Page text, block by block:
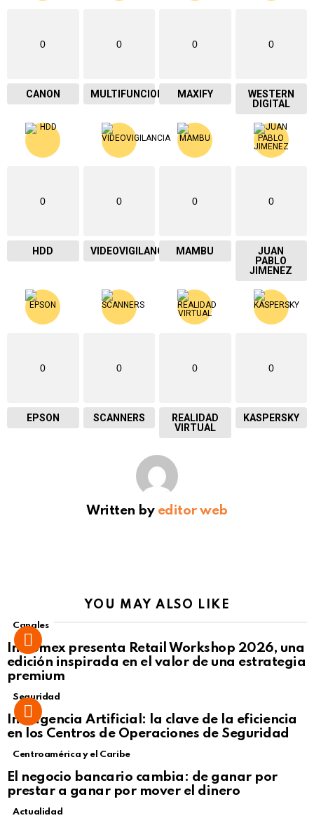
0
CANON
0
MULTIFUNCIONAL
0
MAXIFY
0
WESTERN
DIGITAL
0
HDD
0
VIDEOVIGILANCIA
0
MAMBU
0
JUAN
PABLO
JIMENEZ
0
EPSON
0
SCANNERS
0
REALIDAD
VIRTUAL
0
KASPERSKY
Written by editor web
YOU MAY ALSO LIKE
Canales
Intcomex presenta Retail Workshop 2026, una
edición inspirada en el valor de una estrategia
premium
Seguridad
Inteligencia Artificial: la clave de la eficiencia
en los Centros de Operaciones de Seguridad
Centroamérica y el Caribe
El negocio bancario cambia: de ganar por
prestar a ganar por mover el dinero
Actualidad